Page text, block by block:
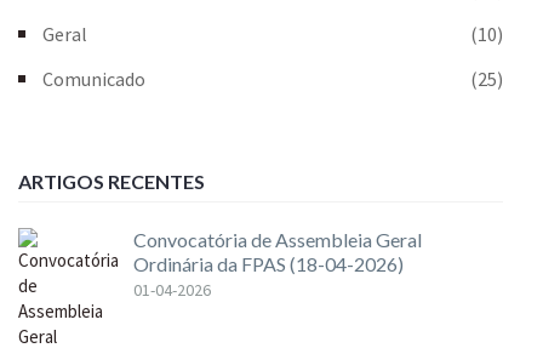
Geral
(10)
Comunicado
(25)
ARTIGOS RECENTES
Convocatória de Assembleia Geral
Ordinária da FPAS (18-04-2026)
01-04-2026